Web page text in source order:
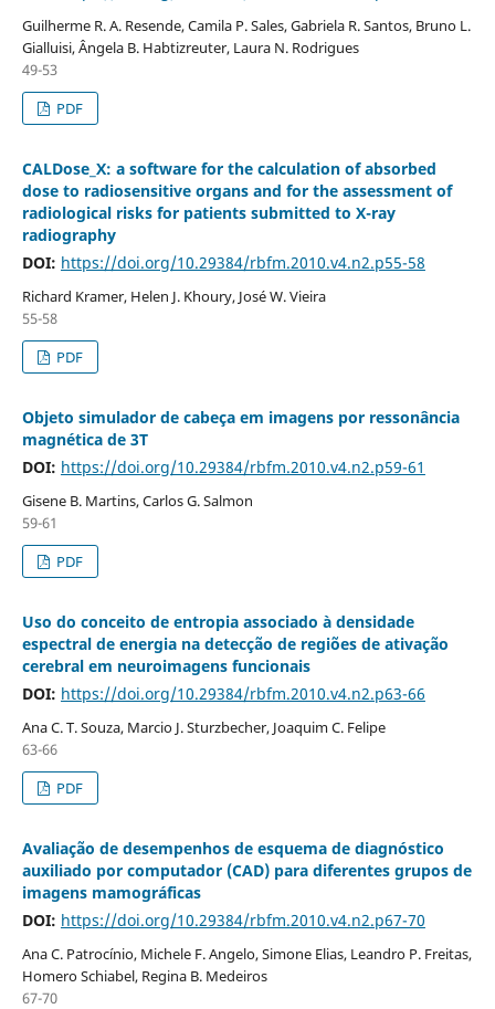
Guilherme R. A. Resende, Camila P. Sales, Gabriela R. Santos, Bruno L.
Gialluisi, Ângela B. Habtizreuter, Laura N. Rodrigues
49-53
PDF
CALDose_X: a software for the calculation of absorbed
dose to radiosensitive organs and for the assessment of
radiological risks for patients submitted to X-ray
radiography
DOI: https://doi.org/10.29384/rbfm.2010.v4.n2.p55-58
Richard Kramer, Helen J. Khoury, José W. Vieira
55-58
PDF
Objeto simulador de cabeça em imagens por ressonância
magnética de 3T
DOI: https://doi.org/10.29384/rbfm.2010.v4.n2.p59-61
Gisene B. Martins, Carlos G. Salmon
59-61
PDF
Uso do conceito de entropia associado à densidade
espectral de energia na detecção de regiões de ativação
cerebral em neuroimagens funcionais
DOI: https://doi.org/10.29384/rbfm.2010.v4.n2.p63-66
Ana C. T. Souza, Marcio J. Sturzbecher, Joaquim C. Felipe
63-66
PDF
Avaliação de desempenhos de esquema de diagnóstico
auxiliado por computador (CAD) para diferentes grupos de
imagens mamográficas
DOI: https://doi.org/10.29384/rbfm.2010.v4.n2.p67-70
Ana C. Patrocínio, Michele F. Angelo, Simone Elias, Leandro P. Freitas,
Homero Schiabel, Regina B. Medeiros
67-70